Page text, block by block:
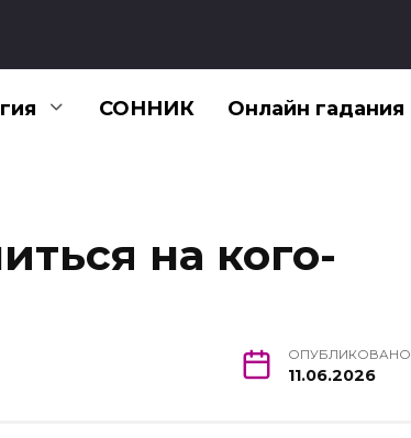
СОННИК Онлайн гадания
на кого-
ОПУБЛИКОВАНО
11.06.2026